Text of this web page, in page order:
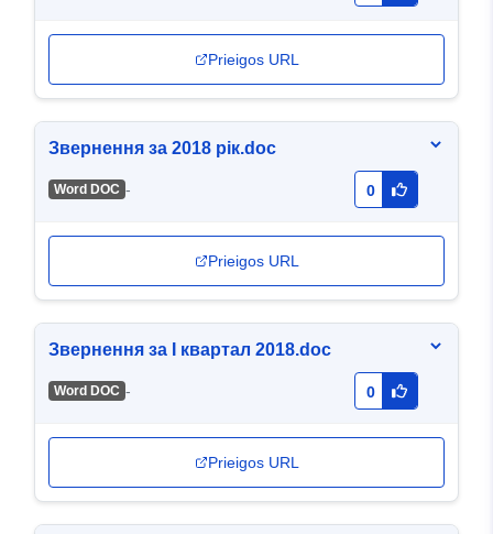
Prieigos URL
Звернення за 2018 рік.doc
Word DOC - 0
Prieigos URL
Звернення за І квартал 2018.doc
Word DOC - 0
Prieigos URL